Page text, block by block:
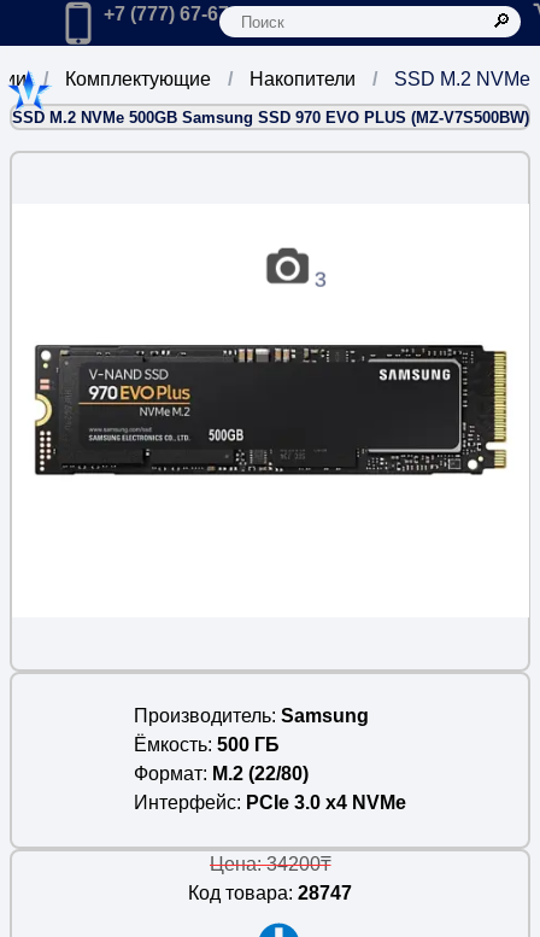
Главная
Позвонить в компанию по телефону:
+7 (777) 67-67-666
SSD M.2 NVMe
Накопители
Комплектующие
SSD M.2 NVMe 500GB Samsung SSD 970 EVO PLUS (MZ-V7S500BW)
Производитель Samsung
Ёмкость 500 ГБ
Формат
M.2 (22/80)
Интерфейс
PCIe 3.0 x4 NVMe
Цена: 34200₸
Код товара: 28747